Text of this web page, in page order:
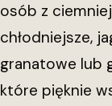
osób z
chłodniejsze,
granatowe lub
które pięknie